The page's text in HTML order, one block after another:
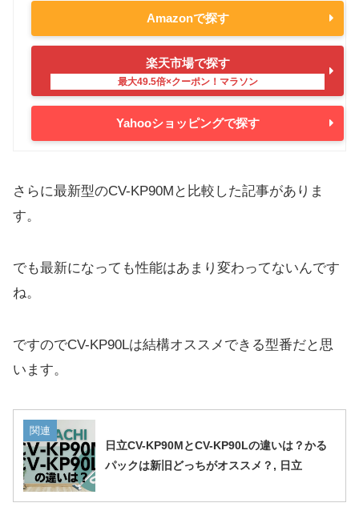
Amazonで探す
楽天市場で探す
Yahooショッピングで探す
さらに最新型のCV-KP90Mと比較した記事がありま
す。
でも最新になっても性能はあまり変わってないんです
ね。
ですのでCV-KP90Lは結構オススメできる型番だと思
います。
関連
日立CV-KP90MとCV-KP90Lの違いは？かる
パックは新旧どっちがオススメ？, 日立